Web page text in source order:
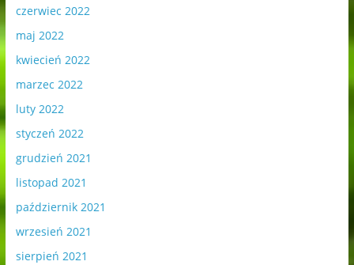
czerwiec 2022
maj 2022
kwiecień 2022
marzec 2022
luty 2022
styczeń 2022
grudzień 2021
listopad 2021
październik 2021
wrzesień 2021
sierpień 2021